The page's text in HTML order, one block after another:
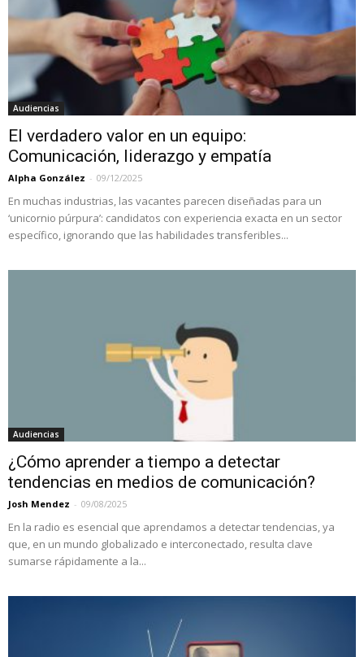
Audiencias
El verdadero valor en un equipo:
Comunicación, liderazgo y empatía
Alpha González - 09/12/2025
En muchas industrias, las vacantes parecen diseñadas para un
‘unicornio púrpura’: candidatos con experiencia exacta en un sector
específico, ignorando que las habilidades transferibles...
Audiencias
¿Cómo aprender a tiempo a detectar
tendencias en medios de comunicación?
Josh Mendez - 09/08/2025
En la radio es esencial que aprendamos a detectar tendencias, ya
que, en un mundo globalizado e interconectado, resulta clave
sumarse rápidamente a la...